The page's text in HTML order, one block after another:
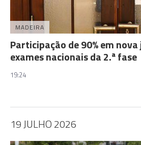
MADEIRA
Participação de 90% em
exames nacionais da 2.ª fase
19:24
19 JULHO 2026